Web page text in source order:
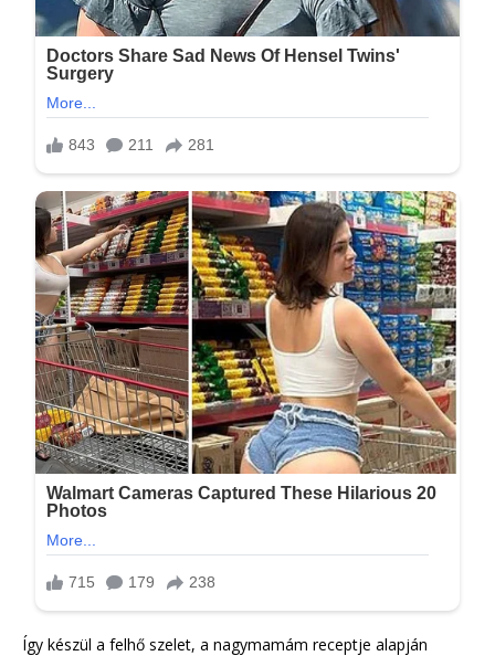
Így készül a felhő szelet, a nagymamám receptje alapján